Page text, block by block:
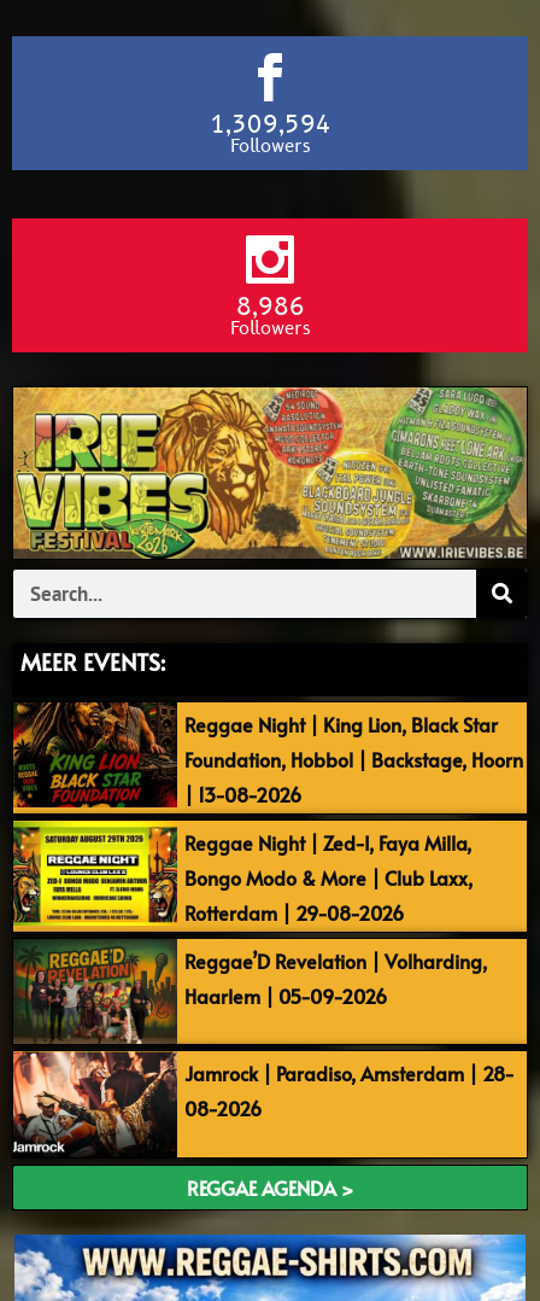
1,309,594
Followers
8,986
Followers
Search
MEER EVENTS:
Reggae Night | King Lion, Black Star
Foundation, Hobbol | Backstage, Hoorn
| 13-08-2026
Reggae Night | Zed-I, Faya Milla,
Bongo Modo & More | Club Laxx,
Rotterdam | 29-08-2026
Reggae’D Revelation | Volharding,
Haarlem | 05-09-2026
Jamrock | Paradiso, Amsterdam | 28-
08-2026
REGGAE AGENDA >